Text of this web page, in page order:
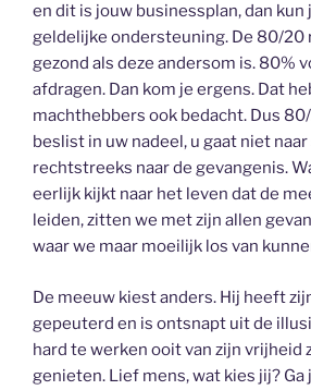
en dit is jouw businessplan, dan kun
geldelijke ondersteuning. De 80/20
gezond als deze andersom is. 80%
afdragen. Dan kom je ergens. Dat
machthebbers ook bedacht. Dus
beslist in uw nadeel, u gaat niet
rechtstreeks naar de gevangenis.
eerlijk kijkt naar het leven dat de
leiden, zitten we met zijn allen
waar we maar moeilijk los van
De meeuw kiest anders. Hij heeft
gepeuterd en is ontsnapt uit de
hard te werken ooit van zijn vrijheid
genieten. Lief mens, wat kies jij?